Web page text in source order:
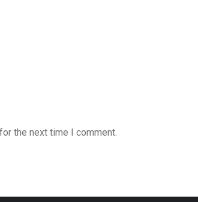
the next time I comment.